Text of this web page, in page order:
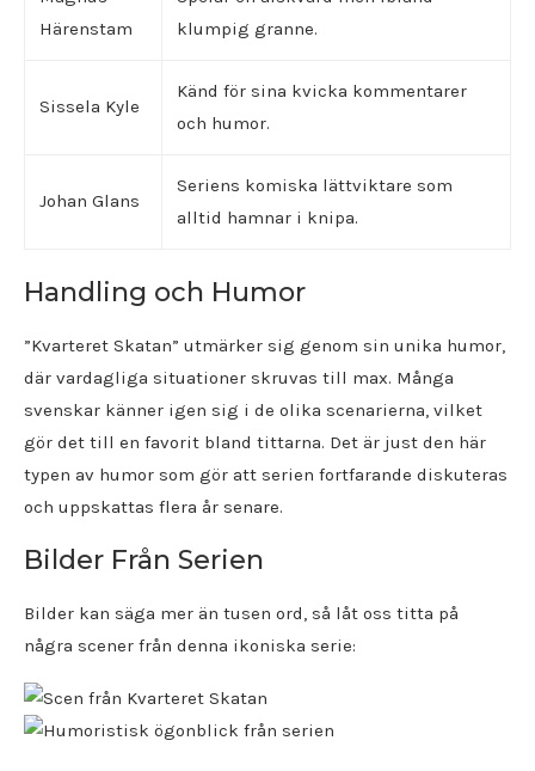
Härenstam
klumpig granne.
Sissela Kyle
Känd för sina kvicka kommentarer
och humor.
Johan Glans
Seriens komiska lättviktare som
alltid hamnar i knipa.
Handling och Humor
”Kvarteret Skatan” utmärker sig genom sin unika humor,
där vardagliga situationer skruvas till max. Många
svenskar känner igen sig i de olika scenarierna, vilket
gör det till en favorit bland tittarna. Det är just den här
typen av humor som gör att serien fortfarande diskuteras
och uppskattas flera år senare.
Bilder Från Serien
Bilder kan säga mer än tusen ord, så låt oss titta på
några scener från denna ikoniska serie: